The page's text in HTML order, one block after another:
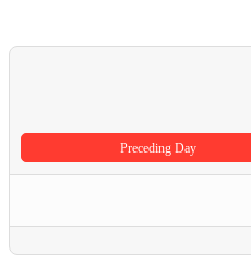
Preceding Day